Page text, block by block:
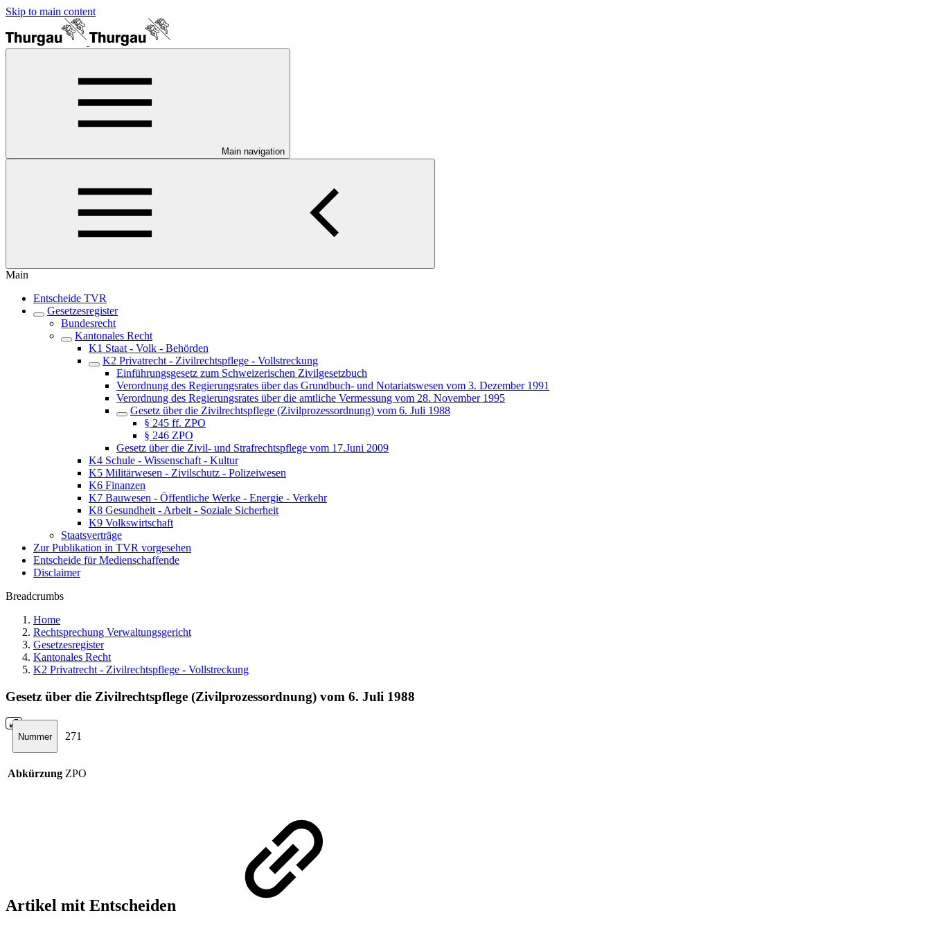
Skip to main content
Main navigation
Main
Entscheide TVR
Gesetzesregister
Bundesrecht
Kantonales Recht
K1 Staat - Volk - Behörden
K2 Privatrecht - Zivilrechtspflege - Vollstreckung
Einführungsgesetz zum Schweizerischen Zivilgesetzbuch
Verordnung des Regierungsrates über das Grundbuch- und Notariatswesen vom 3. Dezember 1991
Verordnung des Regierungsrates über die amtliche Vermessung vom 28. November 1995
Gesetz über die Zivilrechtspflege (Zivilprozessordnung) vom 6. Juli 1988
§ 245 ff. ZPO
§ 246 ZPO
Gesetz über die Zivil- und Strafrechtspflege vom 17.Juni 2009
K4 Schule - Wissenschaft - Kultur
K5 Militärwesen - Zivilschutz - Polizeiwesen
K6 Finanzen
K7 Bauwesen - Öffentliche Werke - Energie - Verkehr
K8 Gesundheit - Arbeit - Soziale Sicherheit
K9 Volkswirtschaft
Staatsverträge
Zur Publikation in TVR vorgesehen
Entscheide für Medienschaffende
Disclaimer
Breadcrumbs
Home
Rechtsprechung Verwaltungsgericht
Gesetzesregister
Kantonales Recht
K2 Privatrecht - Zivilrechtspflege - Vollstreckung
Gesetz über die Zivilrechtspflege (Zivilprozessordnung) vom 6. Juli 1988
Nummer 271
Abkürzung ZPO
Artikel mit Entscheiden